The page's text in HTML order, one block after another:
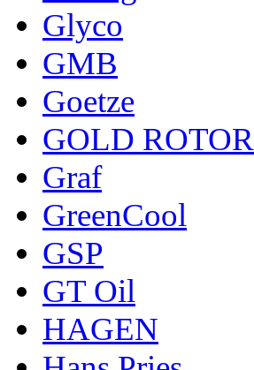
Glyco
GMB
Goetze
GOLD ROTOR
Graf
GreenCool
GSP
GT Oil
HAGEN